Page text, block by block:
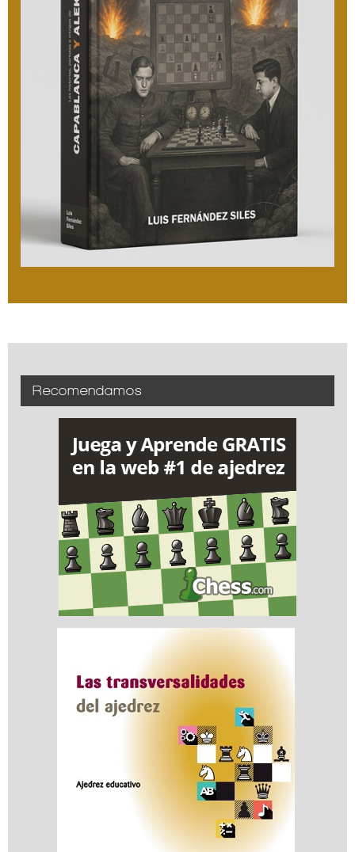
Recomendamos